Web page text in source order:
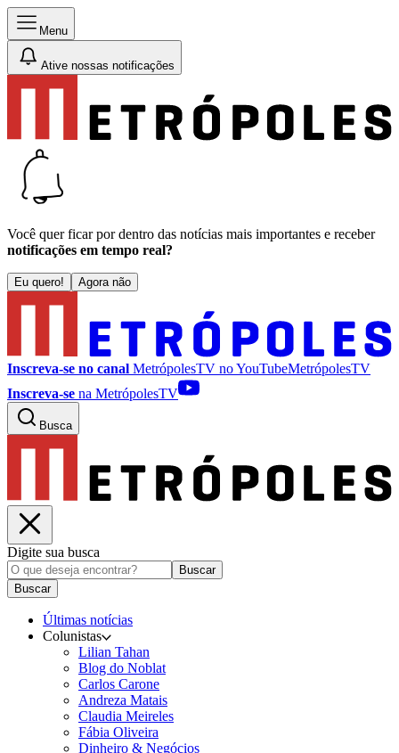
Menu
Ative nossas notificações
Você quer ficar por dentro das notícias mais importantes e receber
notificações em tempo real?
Eu quero! Agora não
Inscreva-se no canal MetrópolesTV noYouTubeMetrópolesTV
Inscreva-se na MetrópolesTV
Busca
Digite sua busca
Buscar
Buscar
Últimas notícias
Colunistas
Lilian Tahan
Blog do Noblat
Carlos Carone
Andreza Matais
Claudia Meireles
Fábia Oliveira
Dinheiro & Negócios